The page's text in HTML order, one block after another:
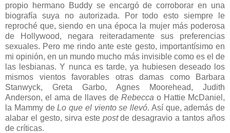
propio hermano Buddy se encargó de corroborar en una
biografía suya no autorizada. Por todo esto siempre le
reproché que, siendo en una época la mujer más poderosa
de Hollywood, negara reiteradamente sus preferencias
sexuales. Pero me rindo ante este gesto, importantísimo en
mi opinión, en un mundo mucho más invisible como es el de
las lesbianas. Y nunca es tarde, ya hubiesen deseado los
mismos vientos favorables otras damas como Barbara
Stanwyck, Greta Garbo, Agnes Moorehead, Judith
Anderson, el ama de llaves de Rebecca o Hattie McDaniel,
la Mammy deLo que el viento se llevó. Así que, además de
alabar el gesto, sirva este postde desagravio a tantos años
de críticas.